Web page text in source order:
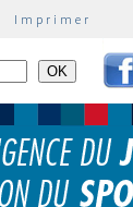
Imprimer